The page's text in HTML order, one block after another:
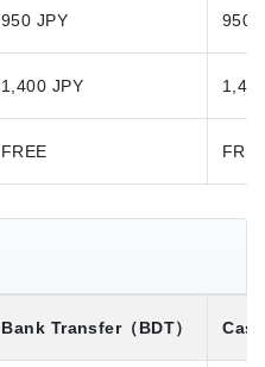
950 JPY 950
1,400 JPY
FREE
Bank Transfer（BDT）